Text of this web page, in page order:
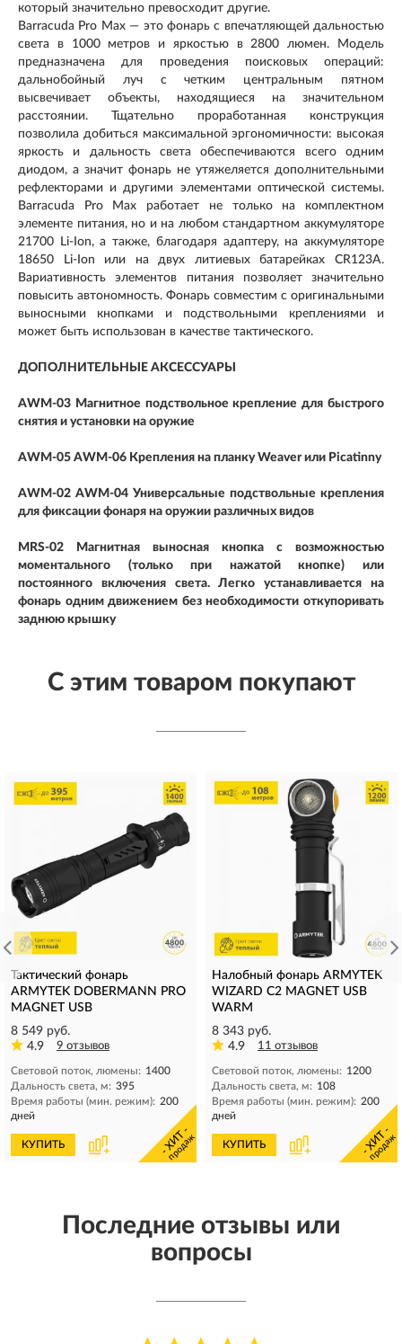
который значительно превосходит другие.
Barracuda Pro Max — это фонарь с впечатляющей дальностью
света в 1000 метров и яркостью в 2800 люмен. Модель
предназначена для проведения поисковых операций:
дальнобойный луч с четким центральным пятном
высвечивает объекты, находящиеся на значительном
расстоянии. Тщательно проработанная конструкция
позволила добиться максимальной эргономичности: высокая
яркость и дальность света обеспечиваются всего одним
диодом, а значит фонарь не утяжеляется дополнительными
рефлекторами и другими элементами оптической системы.
Barracuda Pro Max работает не только на комплектном
элементе питания, но и на любом стандартном аккумуляторе
21700 Li-Ion, а также, благодаря адаптеру, на аккумуляторе
18650 Li-Ion или на двух литиевых батарейках CR123A.
Вариативность элементов питания позволяет значительно
повысить автономность. Фонарь совместим с оригинальными
выносными кнопками и подствольными креплениями и
может быть использован в качестве тактического.
ДОПОЛНИТЕЛЬНЫЕ АКСЕССУАРЫ
AWM-03 Магнитное подствольное крепление для быстрого
снятия и установки на оружие
AWM-05 AWM-06 Крепления на планку Weaver или Picatinny
AWM-02 AWM-04 Универсальные подствольные крепления
для фиксации фонаря на оружии различных видов
MRS-02 Магнитная выносная кнопка с возможностью
моментального (только при нажатой кнопке) или
постоянного включения света. Легко устанавливается на
фонарь одним движением без необходимости откупоривать
заднюю крышку
С этим товаром покупают
Тактический фонарь
ARMYTEK DOBERMANN PRO
MAGNET USB
8 549 руб.
4.9
9 отзывов
Световой поток, люмены: 1400
Дальность света, м: 395
Время работы (мин. режим): 200
дней
КУПИТЬ - ХИТ -
продаж
Налобный фонарь ARMYTEK
WIZARD C2 MAGNET USB
WARM
8 343 руб.
4.9
11 отзывов
Световой поток, люмены: 1200
Дальность света, м: 108
Время работы (мин. режим): 200
дней
КУПИТЬ - ХИТ -
продаж
Последние отзывы или
вопросы